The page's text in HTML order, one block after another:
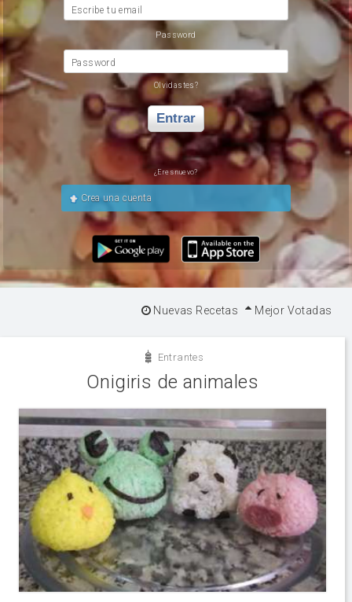
Escribe tu email
Password
Password
Olvidastes?
Entrar
¿Eres nuevo?
Crea una cuenta
Nuevas Recetas Mejor Votadas
Entrantes
Onigiris de animales